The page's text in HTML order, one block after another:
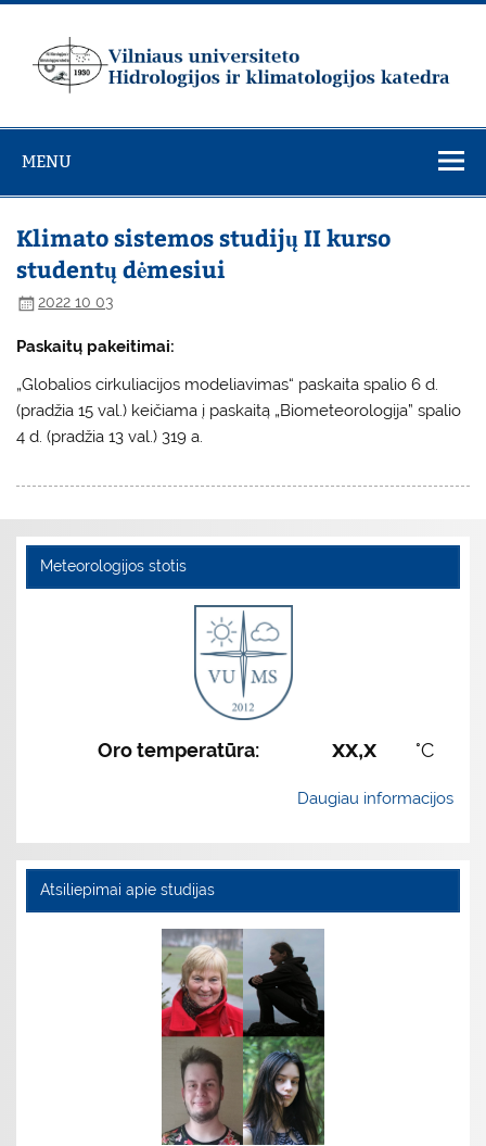
Skip
universiteto
Hidrologijos ir
klimatologijos
katedra
MENU
Klimato sistemos studijų II kurso
studentų dėmesiui
2022 10 03
Paskaitų pakeitimai:
„Globalios cirkuliacijos modeliavimas“ paskaita spalio 6 d.
(pradžia 15 val.) keičiama į paskaitą „Biometeorologija” spalio
4 d. (pradžia 13 val.) 319 a.
Meteorologijos stotis
Oro temperatūra: xx,x °C
Daugiau informacijos
Atsiliepimai apie studijas